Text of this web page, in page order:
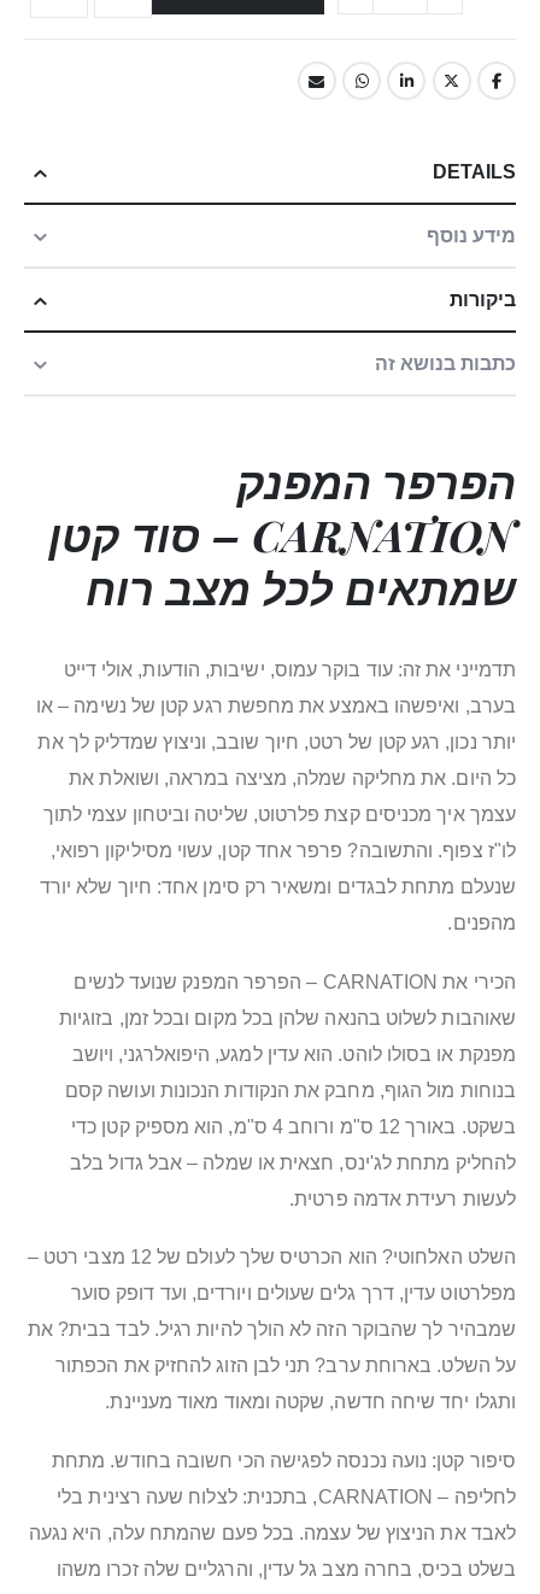
DETAILS
מידע נוסף
ביקורות
כתבות בנושא זה
הפרפר המפנק
CARNATION – סוד קטן
שמתאים לכל מצב רוח
תדמייני את זה: עוד בוקר עמוס, ישיבות, הודעות, אולי דייט
בערב, ואיפשהו באמצע את מחפשת רגע קטן של נשימה – או
יותר נכון, רגע קטן של רטט, חיוך שובב, וניצוץ שמדליק לך את
כל היום. את מחליקה שמלה, מציצה במראה, ושואלת את
עצמך איך מכניסים קצת פלרטוט, שליטה וביטחון עצמי לתוך
לו"ז צפוף. והתשובה? פרפר אחד קטן, עשוי מסיליקון רפואי,
שנעלם מתחת לבגדים ומשאיר רק סימן אחד: חיוך שלא יורד
מהפנים.
הכירי את CARNATION – הפרפר המפנק שנועד לנשים
שאוהבות לשלוט בהנאה שלהן בכל מקום ובכל זמן, בזוגיות
מפנקת או בסולו לוהט. הוא עדין למגע, היפואלרגני, ויושב
בנוחות מול הגוף, מחבק את הנקודות הנכונות ועושה קסם
בשקט. באורך 12 ס"מ ורוחב 4 ס"מ, הוא מספיק קטן כדי
להחליק מתחת לג'ינס, חצאית או שמלה – אבל גדול בלב
לעשות רעידת אדמה פרטית.
השלט האלחוטי? הוא הכרטיס שלך לעולם של 12 מצבי רטט –
מפלרטוט עדין, דרך גלים שעולים ויורדים, ועד דופק סוער
שמבהיר לך שהבוקר הזה לא הולך להיות רגיל. לבד בבית? את
על השלט. בארוחת ערב? תני לבן הזוג להחזיק את הכפתור
ותגלו יחד שיחה חדשה, שקטה ומאוד מאוד מעניינת.
סיפור קטן: נועה נכנסה לפגישה הכי חשובה בחודש. מתחת
לחליפה – CARNATION, בתכנית: לצלוח שעה רצינית בלי
לאבד את הניצוץ של עצמה. בכל פעם שהמתח עלה, היא נגעה
בשלט בכיס, בחרה מצב גל עדין, והרגליים שלה זכרו משהו